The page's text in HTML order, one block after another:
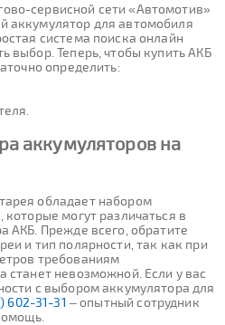
сервисной сети «Автомотив»
аккумулятор для автомобиля
система поиска онлайн
выбор. Теперь, чтобы купить АКБ
определить:
аккумуляторов на
обладает набором
которые могут различаться в
АКБ. Прежде всего, обратите
и тип полярности, так как при
требованиям
станет невозможной. Если у вас
с выбором аккумулятора для
602-31-31 – опытный сотрудник